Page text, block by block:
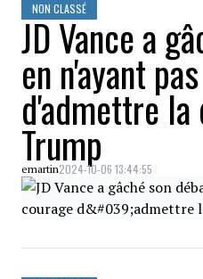
NON CLASSÉ
JD Vance a
en n'ayant
d'admettre
Trump
emartin2024-10-06 13:44:55